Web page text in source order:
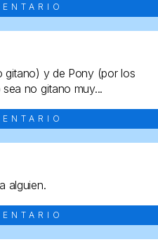
gitano) y de Pony (por los
no gitano muy...
alguien.